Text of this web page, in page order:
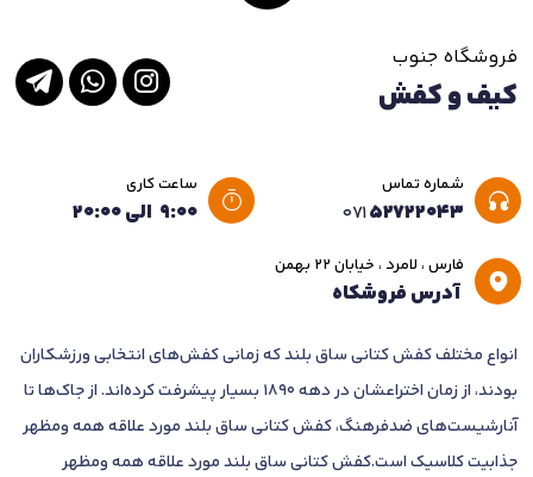
فروشگاه جنوب
کیف و کفش
شماره تماس
۰۷۱۵۲۷۲۲۰۴۳
ساعت کاری
۹:۰۰ الی ۲۰:۰۰
فارس ، لامرد ، خیابان ۲۲ بهمن
آدرس فروشکاه
انواع مختلف کفش کتانی ساق بلند که زمانی کفش‌های انتخابی ورزشکاران
بودند، از زمان اختراعشان در دهه 1890 بسیار پیشرفت کرده‌اند. از جاک‌ها تا
آنارشیست‌های ضدفرهنگ، کفش کتانی ساق بلند مورد علاقه همه ومظهر
جذابیت کلاسیک است.کفش کتانی ساق بلند مورد علاقه همه ومظهر